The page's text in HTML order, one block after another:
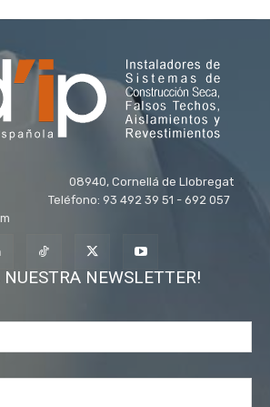
08940, Cornellá de Llobregat
93 492 39 51 - 692 057
NUESTRA NEWSLETTER!